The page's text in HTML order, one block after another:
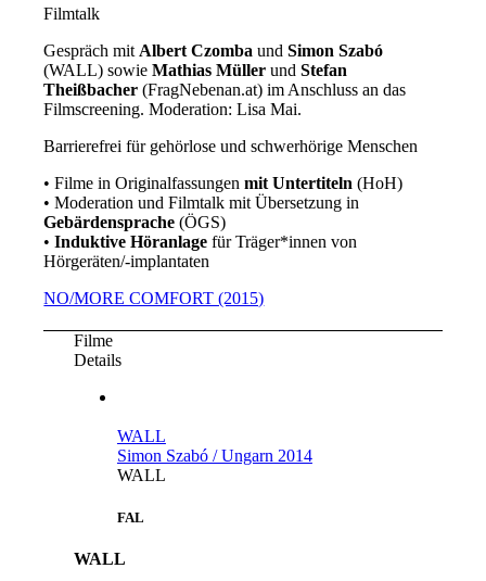
Filmtalk
Gespräch mit Albert Czomba undSimon Szabó
(WALL) sowieMathias Müller undStefan
Theißbacher (FragNebenan.at) im Anschluss an das
Filmscreening. Moderation: Lisa Mai.
Barrierefrei für gehörlose und schwerhörige Menschen
• Filme in Originalfassungenmit Untertiteln (HoH)
• Moderation und Filmtalk mit Übersetzung in
Gebärdensprache (ÖGS)
•Induktive Höranlage für Träger*innen von
Hörgeräten/-implantaten
NO/MORE COMFORT (2015)
Filme
Details
WALL
Simon Szabó / Ungarn 2014
WALL
FAL
WALL